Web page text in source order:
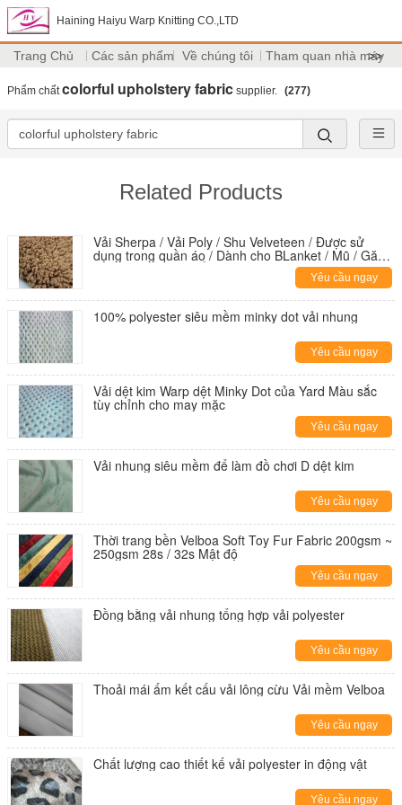
Haining Haiyu Warp Knitting CO.,LTD
Trang Chủ Các sản phẩm Về chúng tôi Tham quan nhà máy
>>
Phẩm chấtcolorful upholstery fabric supplier. (277)
Related Products
Vải Sherpa / Vải Poly / Shu Velveteen / Được sử
dụng trong quần áo / Dành cho BLanket / Mũ / Găng
Yêu cầu ngay
100% polyester siêu mềm minky dot vải nhung
Yêu cầu ngay
Vải dệt kim Warp dệt Minky Dot của Yard Màu sắc
tùy chỉnh cho may mặc
Yêu cầu ngay
Vải nhung siêu mềm để làm đồ chơi D dệt kim
Yêu cầu ngay
Thời trang bền Velboa Soft Toy Fur Fabric 200gsm ~
250gsm 28s / 32s Mật độ
Yêu cầu ngay
Đồng bằng vải nhung tổng hợp vải polyester
Yêu cầu ngay
Thoải mái ấm kết cấu vải lông cừu Vải mềm Velboa
Yêu cầu ngay
Chất lượng cao thiết kế vải polyester in động vật
Yêu cầu ngay